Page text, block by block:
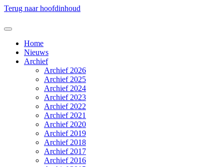
Terug naar hoofdinhoud
Home
Nieuws
Archief
Archief 2026
Archief 2025
Archief 2024
Archief 2023
Archief 2022
Archief 2021
Archief 2020
Archief 2019
Archief 2018
Archief 2017
Archief 2016